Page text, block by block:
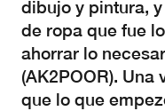
dibujo y pintura,
de ropa que fue
ahorrar lo
(AK2POOR).
que lo que